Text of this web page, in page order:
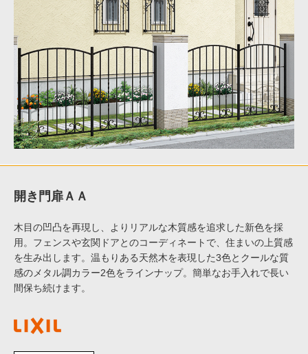
開き門扉ＡＡ
木目の凹凸を再現し、よりリアルな木質感を追求した新色を採
用。フェンスや玄関ドアとのコーディネートで、住まいの上質感
を生み出します。温もりある天然木を表現した3色とクールな質
感のメタル調カラー2色をラインナップ。簡単なお手入れで長い
間保ち続けます。